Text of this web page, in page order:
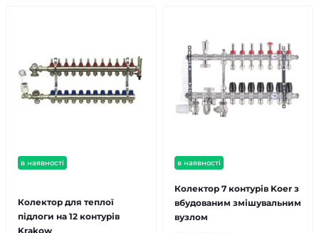
в наявності
Колектор для теплої
підлоги на 12 контурів
Krakow
в наявності
Колектор 7 контурів Koer з
вбудованим змішувальним
вузлом